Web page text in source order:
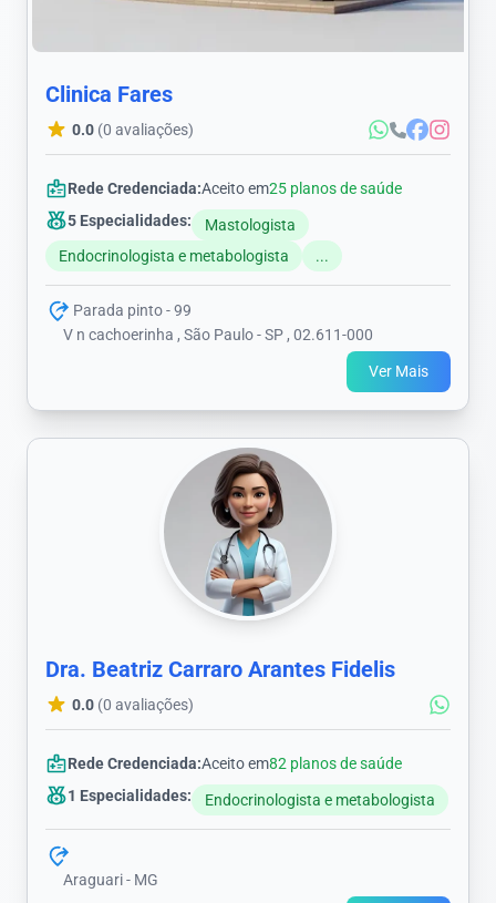
Clinica Fares
0.0 (0 avaliações)
Rede Credenciada:Aceito em25 planos de saúde
5 Especialidades:
Mastologista
Endocrinologista e metabologista
...
Parada pinto - 99
V n cachoerinha , São Paulo - SP , 02.611-000
Ver Mais
Dra. Beatriz Carraro Arantes Fidelis
0.0 (0 avaliações)
Rede Credenciada:Aceito em82 planos de saúde
1 Especialidades:
Endocrinologista e metabologista
Araguari - MG